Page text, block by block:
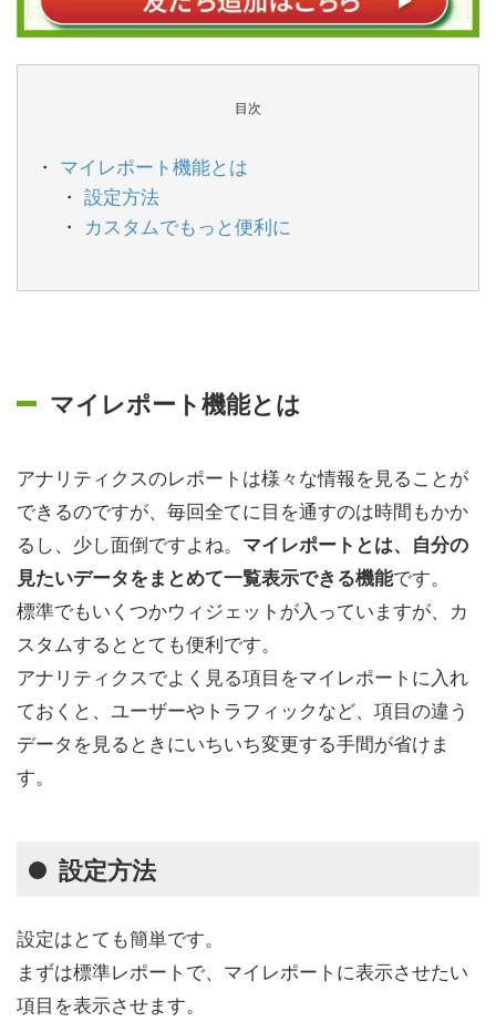
目次
マイレポート機能とは
設定方法
カスタムでもっと便利に
マイレポート機能とは
アナリティクスのレポートは様々な情報を見ることが
できるのですが、毎回全てに目を通すのは時間もかか
るし、少し面倒ですよね。 マイレポートとは、自分の
見たいデータをまとめて一覧表示できる機能です。
標準でもいくつかウィジェットが入っていますが、カ
スタムするととても便利です。
アナリティクスでよく見る項目をマイレポートに入れ
ておくと、ユーザーやトラフィックなど、項目の違う
データを見るときにいちいち変更する手間が省けま
す。
設定方法
設定はとても簡単です。
まずは標準レポートで、マイレポートに表示させたい
項目を表示させます。